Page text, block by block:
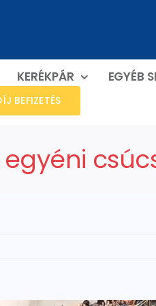
KERÉKPÁR EGYÉB
BEFIZETÉS